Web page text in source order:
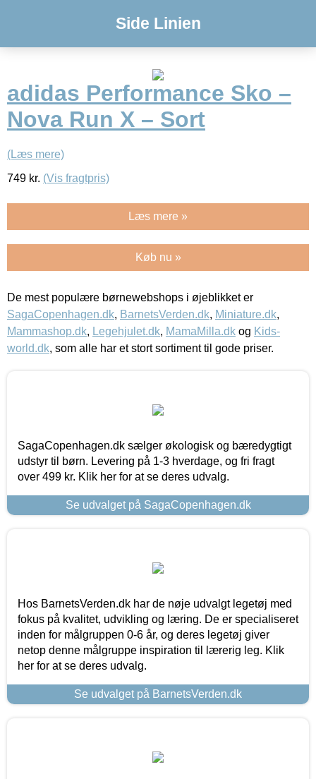
Side Linien
adidas Performance Sko –
Nova Run X – Sort
(Læs mere)
749 kr. (Vis fragtpris)
Læs mere »
Køb nu »
De mest populære børnewebshops i øjeblikket er
SagaCopenhagen.dk, BarnetsVerden.dk, Miniature.dk,
Mammashop.dk, Legehjulet.dk, MamaMilla.dk og Kids-
world.dk, som alle har et stort sortiment til gode priser.
SagaCopenhagen.dk sælger økologisk og bæredygtigt
udstyr til børn. Levering på 1-3 hverdage, og fri fragt
over 499 kr. Klik her for at se deres udvalg.
Se udvalget på SagaCopenhagen.dk
Hos BarnetsVerden.dk har de nøje udvalgt legetøj med
fokus på kvalitet, udvikling og læring. De er specialiseret
inden for målgruppen 0-6 år, og deres legetøj giver
netop denne målgruppe inspiration til lærerig leg. Klik
her for at se deres udvalg.
Se udvalget på BarnetsVerden.dk